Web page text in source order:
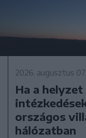
2026. augusztus
Ha a
országos
hálózatban